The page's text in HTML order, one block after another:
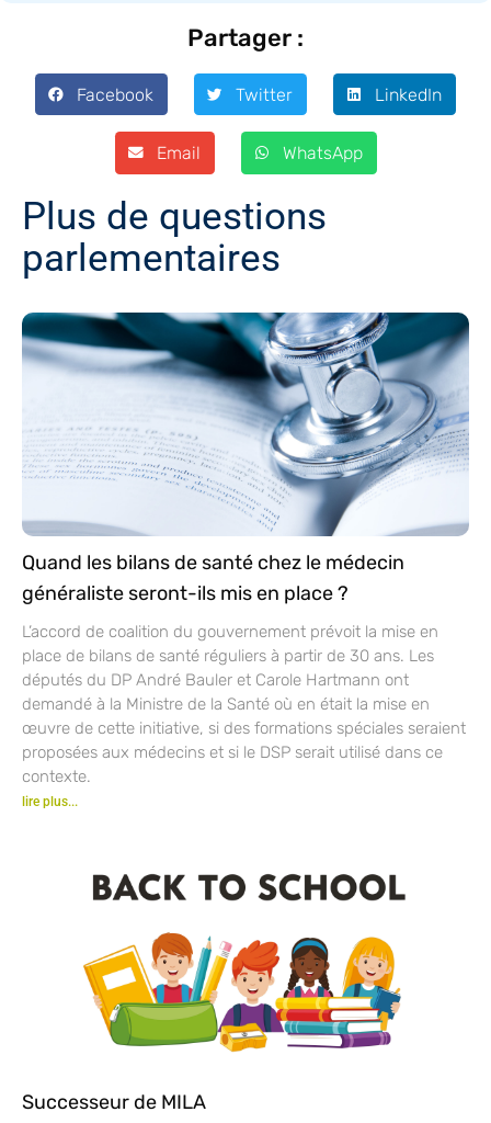
Partager :
Facebook Twitter LinkedIn
Email WhatsApp
Plus de questions
parlementaires
Quand les bilans de santé chez le médecin
généraliste seront-ils mis en place ?
L’accord de coalition du gouvernement prévoit la mise en
place de bilans de santé réguliers à partir de 30 ans. Les
députés du DP André Bauler et Carole Hartmann ont
demandé à la Ministre de la Santé où en était la mise en
œuvre de cette initiative, si des formations spéciales seraient
proposées aux médecins et si le DSP serait utilisé dans ce
contexte.
lire plus...
Successeur de MILA